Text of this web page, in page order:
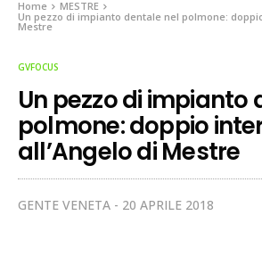
Home
MESTRE
Un pezzo di impianto dentale nel polmone:
Mestre
GVFOCUS
Un pezzo di impianto
polmone: doppio
all’Angelo di Mestre
GENTE VENETA 20 APRILE 2018